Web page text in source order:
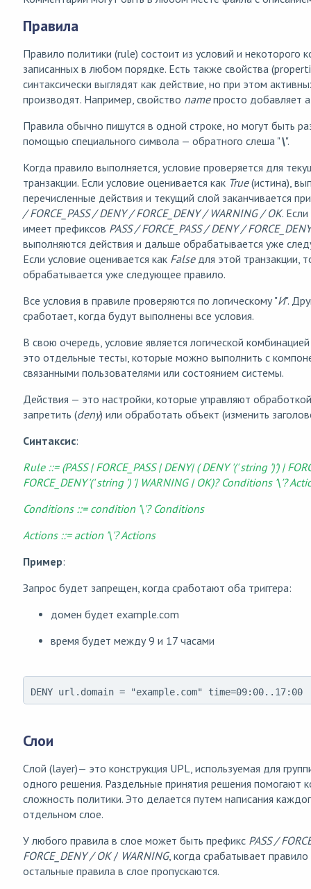
Правила
Правило политики (rule) состоит из условий и некоторого
записанных в любом порядке. Есть также свойства
синтаксически выглядят как действие, но при этом
производят. Например, свойство nameпросто добавляет
Правила обычно пишутся в одной строке, но могут быть
помощью специального символа — обратного слеша "\".
Когда правило выполняется, условие проверяется для
транзакции. Если условие оценивается как True(истина),
перечисленные действия и текущий слой заканчивается
/ FORCE_PASS / DENY / FORCE_DENY / WARNING / OK.
имеет префиксов PASS / FORCE_PASS / DENY /
выполняются действия и дальше обрабатывается уже
Если условие оценивается как Falseдля этой транзакции,
обрабатывается уже следующее правило.
Все условия в правиле проверяются по логическому "И".
сработает, когда будут выполнены все условия.
В свою очередь, условие является логической комбинацией
это отдельные тесты, которые можно выполнить с
связанными пользователями или состоянием системы.
Действия — это настройки, которые управляют
запретить (deny) или обработать объект (изменить
Синтаксис:
Rule ::= (PASS | FORCE_PASS | DENY| ( DENY '(' string ')') |
FORCE_DENY'(' string ') '| WARNING | OK)? Conditions '\'?
Conditions ::= condition '\'? Conditions
Actions ::= action '\'? Actions
Пример:
Запрос будет запрещен, когда сработают оба триггера:
домен будет example.com
время будет между 9 и 17 часами
DENY url.domain = "example.com" time=09:00..17:00
Слои
Слой (layer)— это конструкция UPL, используемая для
одного решения. Раздельные принятия решения помогают
сложность политики. Это делается путем написания
отдельном слое.
У любого правила в слое может быть префикс PASS /
FORCE_DENY / OK/ WARNING, когда срабатывает
остальные правила в слое пропускаются.